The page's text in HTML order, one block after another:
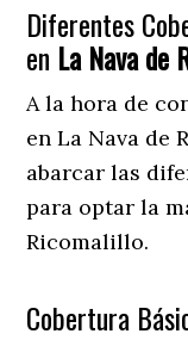
Diferentes
en La Nava de
A la hora de
en La Nava de
abarcar las
para optar la
Ricomalillo.
Cobertura